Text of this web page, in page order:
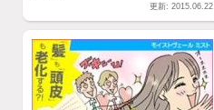
更新: 2015.06.22